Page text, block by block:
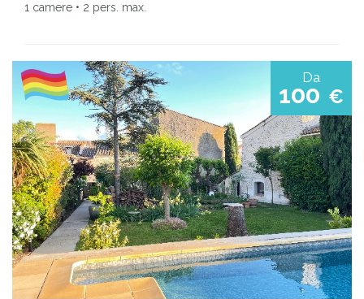
1 camere • 2 pers. max.
Da
100 €